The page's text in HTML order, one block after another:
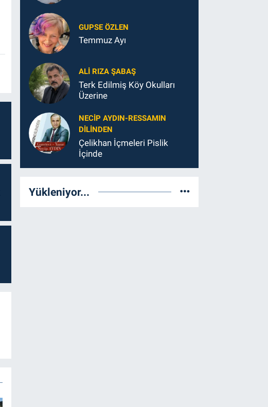
GUPSE ÖZLEN
Temmuz Ayı
ALI RIZA ŞABAŞ
Terk Edilmiş Köy Okulları
Üzerine
NECIP AYDIN-RESSAMIN
DILINDEN
Çelikhan İçmeleri Pislik
İçinde
Yükleniyor...